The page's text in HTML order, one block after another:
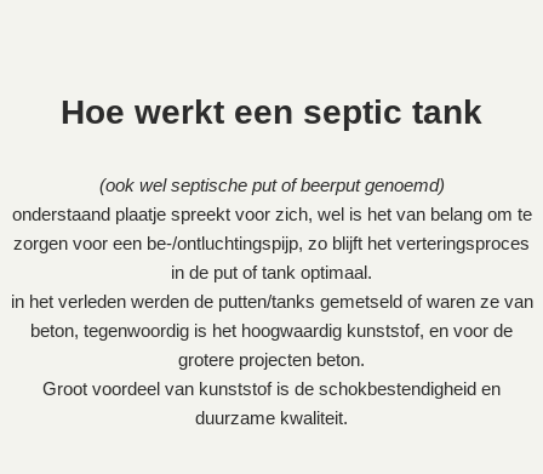
Hoe werkt een septic tank
(ook wel septische put of beerput genoemd)
onderstaand plaatje spreekt voor zich, wel is het van belang om te
zorgen voor een be-/ontluchtingspijp, zo blijft het verteringsproces
in de put of tank optimaal.
in het verleden werden de putten/tanks gemetseld of waren ze van
beton, tegenwoordig is het hoogwaardig kunststof, en voor de
grotere projecten beton.
Groot voordeel van kunststof is de schokbestendigheid en
duurzame kwaliteit.